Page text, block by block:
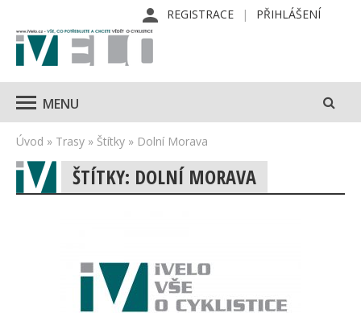
REGISTRACE PŘIHLÁŠENÍ
MENU
Úvod » Trasy » Štítky » Dolní Morava
ŠTÍTKY: DOLNÍ MORAVA